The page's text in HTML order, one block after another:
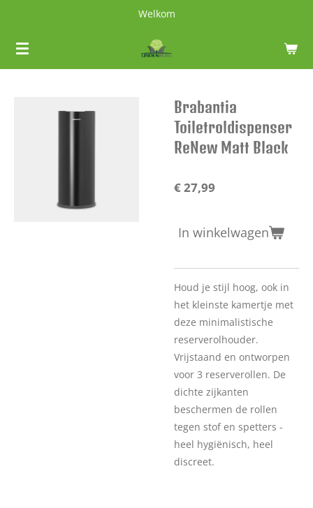
naar
de
Welkom
Brabantia
Toiletroldispenser
ReNew Matt Black
€ 27,99
In winkelwagen
Houd je stijl hoog, ook in
het kleinste kamertje met
deze minimalistische
reserverolhouder.
Vrijstaand en ontworpen
voor 3 reserverollen. De
dichte zijkanten
beschermen de rollen
tegen stof en spetters -
heel hygiënisch, heel
discreet.